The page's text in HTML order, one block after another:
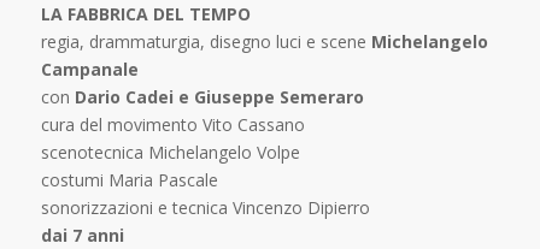
LA FABBRICA DEL TEMPO
regia, drammaturgia, disegno luci e scene Michelangelo
Campanale
con Dario Cadei e Giuseppe Semeraro
cura del movimento Vito Cassano
scenotecnica Michelangelo Volpe
costumi Maria Pascale
sonorizzazioni e tecnica Vincenzo Dipierro
dai 7 anni